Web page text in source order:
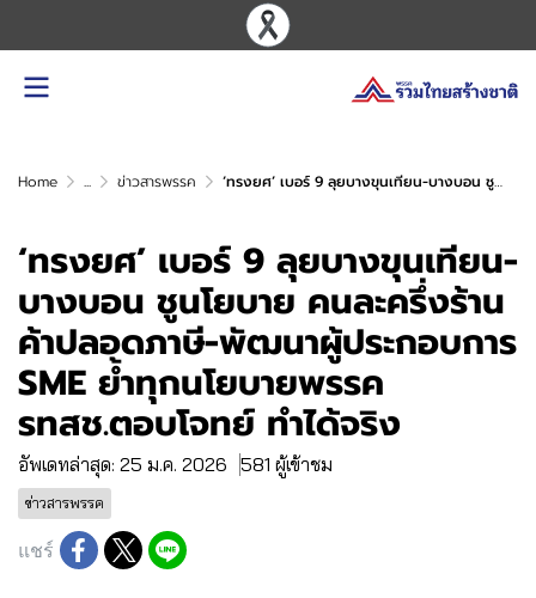
Home ... ข่าวสารพรรค ‘ทรงยศ’ เบอร์ 9 ลุยบางขุนเทียน-บางบอน ชูนโยบาย คนละครึ่งร้านค้าปลอดภาษี-พัฒนาผู้ประกอบการ SME ย้ำทุกนโยบายพรรค รทสช.ตอบโจทย์ ทำได้จริง
‘ทรงยศ’ เบอร์ 9 ลุยบางขุนเทียน-
บางบอน ชูนโยบาย คนละครึ่งร้าน
ค้าปลอดภาษี-พัฒนาผู้ประกอบการ
SME ย้ำทุกนโยบายพรรค
รทสช.ตอบโจทย์ ทำได้จริง
อัพเดทล่าสุด: 25 ม.ค. 2026 581 ผู้เข้าชม
ข่าวสารพรรค
แชร์